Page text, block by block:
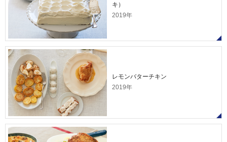
キ）
2019年
レモンバターチキン
2019年